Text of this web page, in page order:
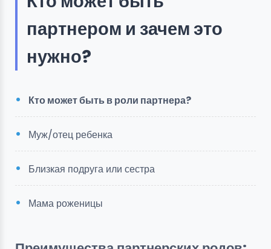
партнером и зачем это
нужно?
Кто может быть в роли партнера?
Муж/отец ребенка
Близкая подруга или сестра
Мама роженицы